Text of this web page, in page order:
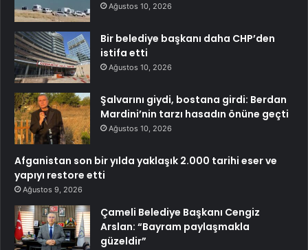
Ağustos 10, 2026
Bir belediye başkanı daha CHP’den
istifa etti
Ağustos 10, 2026
Şalvarını giydi, bostana girdi: Berdan
Mardini’nin tarzı hasadın önüne geçti
Ağustos 10, 2026
Afganistan son bir yılda yaklaşık 2.000 tarihi eser ve
yapıyı restore etti
Ağustos 9, 2026
Çameli Belediye Başkanı Cengiz
Arslan: “Bayram paylaşmakla
güzeldir”